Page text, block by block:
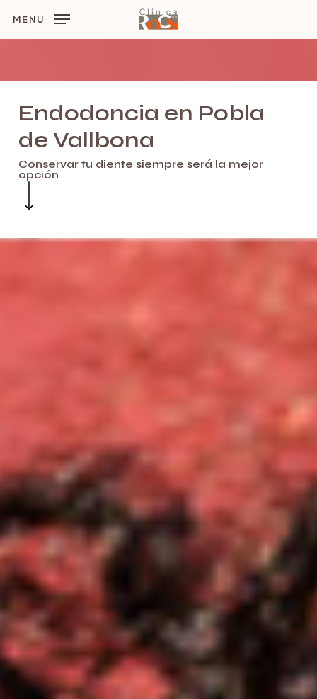
to
content
MENU
Endodoncia en Pobla
de Vallbona
Conservar tu diente siempre será la mejor
opción
Navigate to the next section